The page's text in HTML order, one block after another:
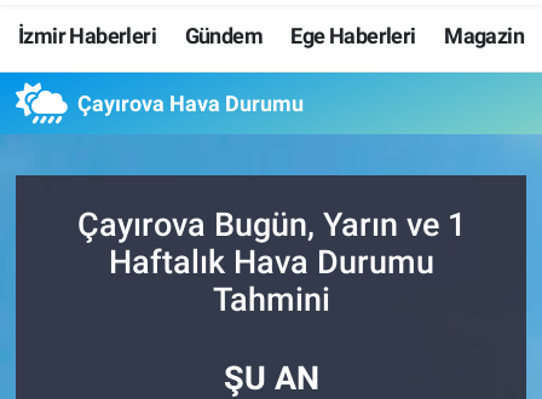
İzmir Haberleri Gündem Ege Haberleri Magazin
Çayırova Hava Durumu
Çayırova Bugün, Yarın ve 1
Haftalık Hava Durumu
Tahmini
ŞU AN
Resmi İlanlar
Resmi Reklam